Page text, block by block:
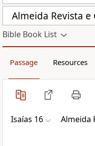
Almeida Revista e
Bible Book List
Passage Resources
Isaías 16 Almeida